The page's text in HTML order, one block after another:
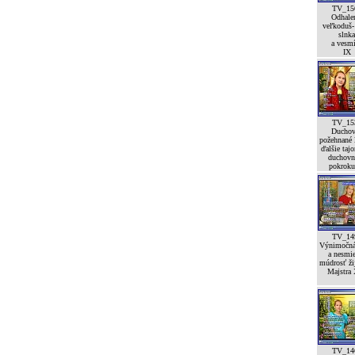
veľkoduš-
slnka
a
IX
ďalšie
a
múdrosť
Majstra